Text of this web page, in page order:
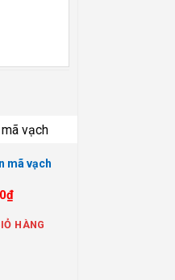
mã vạch
₫
HÀNG